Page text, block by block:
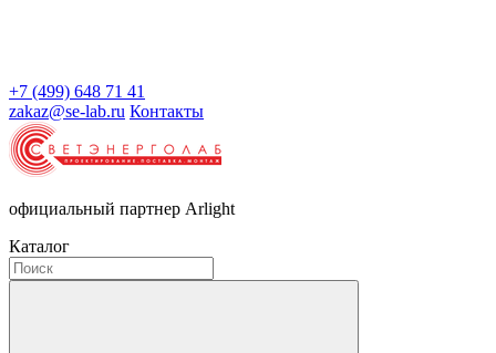
+7 (499) 648 71 41
zakaz@se-lab.ru Контакты
официальный партнер Arlight
Каталог